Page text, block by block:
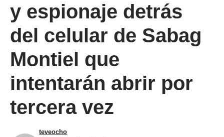
y espionaje detrás
del celular de Sabag
Montiel que
intentarán abrir por
tercera vez
teveocho